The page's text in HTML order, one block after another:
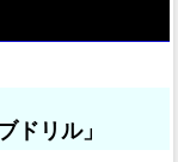
ドリル」